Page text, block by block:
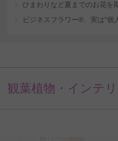
ひまわりなど夏までのお花を
ビジネスフラワー®、実は"個
観葉植物・インテ